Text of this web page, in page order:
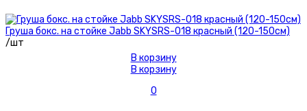
Груша бокс. на стойке Jabb SKYSRS-018 красный (120-150см)
/шт
В корзину
В корзину
0